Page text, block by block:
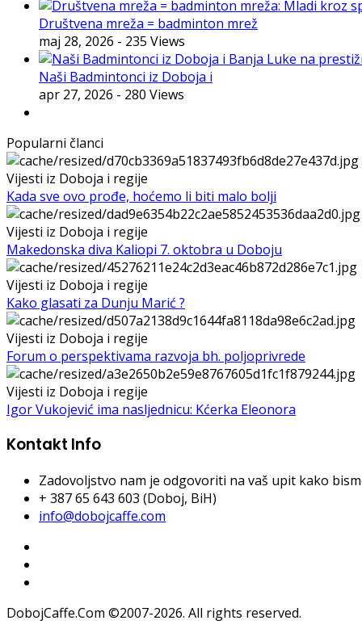
Društvena mreža = badminton mrež
maj 28, 2026 - 235 Views
Naši Badmintonci iz Doboja i
apr 27, 2026 - 280 Views
Popularni članci
Vijesti iz Doboja i regije
Kada sve ovo prođe, hoćemo li biti malo bolji
Vijesti iz Doboja i regije
Makedonska diva Kaliopi 7. oktobra u Doboju
Vijesti iz Doboja i regije
Kako glasati za Dunju Marić ?
Vijesti iz Doboja i regije
Forum o perspektivama razvoja bh. poljoprivrede
Vijesti iz Doboja i regije
Igor Vukojević ima nasljednicu: Kćerka Eleonora
Kontakt Info
Zadovoljstvo nam je odgovoriti na vaš upit kako
+ 387 65 643 603 (Doboj, BiH)
info@dobojcaffe.com
DobojCaffe.Com ©2007-2026. All rights reserved.